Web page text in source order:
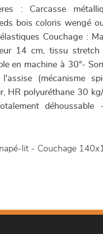
: Carcasse
bois coloris wengé
Couchage :
14 cm, tissu
en machine à 30°-
(mécanisme
HR polyuréthane 30
lit - Couchage